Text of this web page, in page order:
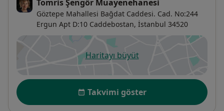
Tomris Şengör Muayenehanesi
Göztepe Mahallesi Bağdat Caddesi. Cad. No:244
Ergun Apt D:10 Caddebostan, İstanbul 34520
Haritayı büyütyeni bir sekmede açılır
Uygunluk
Takvimi göster